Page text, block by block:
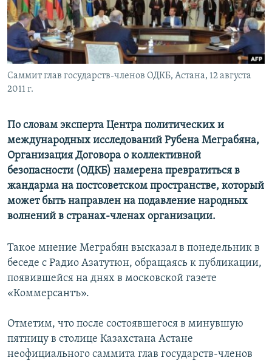
Հայերեն
English
Русский
Саммит глав государств-членов ОДКБ, Астана, 12 августа
2011 г.
По словам эксперта Центра политических и
международных исследований Рубена Меграбяна,
Организация Договора о коллективной
безопасности (ОДКБ) намерена превратиться в
жандарма на постсоветском пространстве, который
может быть направлен на подавление народных
волнений в странах-членах организации.
Такое мнение Меграбян высказал в понедельник в
беседе с Радио Азатутюн, обращаясь к публикации,
появившейся на днях в московской газете
«Коммерсантъ».
Отметим, что после состоявшегося в минувшую
пятницу в столице Казахстана Астане
неофициального саммита глав государств-членов